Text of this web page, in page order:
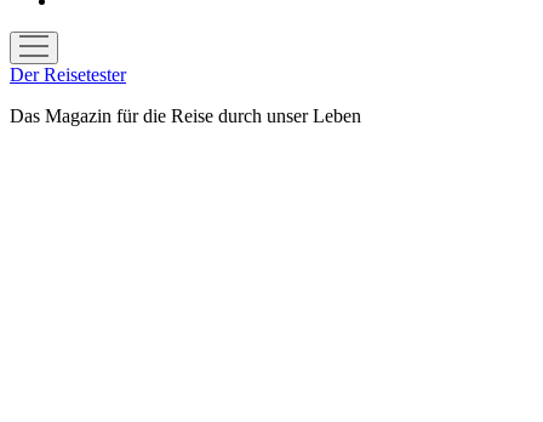
Menü
öffnen
Der Reisetester
Das Magazin für die Reise durch unser Leben